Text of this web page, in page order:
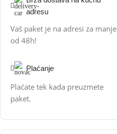
adresu
Vaš paket je na adresi za manje
od 48h!
Plaćanje
Plaćate tek kada preuzmete
paket.